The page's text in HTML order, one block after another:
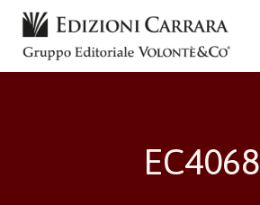
Salta
contenuto
EC4068